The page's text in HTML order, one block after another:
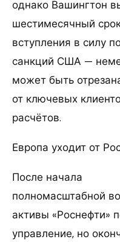
однако Вашингтон
шестимесячный
вступления в силу
санкций США —
может быть
от ключевых
расчётов.
Европа уходит от
После начала
полномасштабной
активы «Роснефти»
управление, но